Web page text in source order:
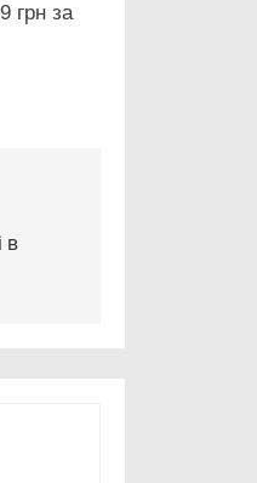
грн за
в